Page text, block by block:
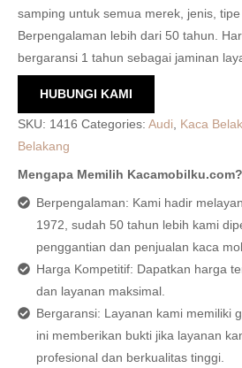
samping untuk semua merek, jenis,
Berpengalaman lebih dari 50 tahun.
bergaransi 1 tahun sebagai jaminan
HUBUNGI KAMI
SKU: 1416 Categories: Audi, Kaca
Belakang
Mengapa Memilih Kacamobilku.com?
Berpengalaman: Kami hadir
1972, sudah 50 tahun lebih kami
penggantian dan penjualan kaca
Harga Kompetitif: Dapatkan harga
dan layanan maksimal.
Bergaransi: Layanan kami memiliki
ini memberikan bukti jika layanan
profesional dan berkualitas tinggi.